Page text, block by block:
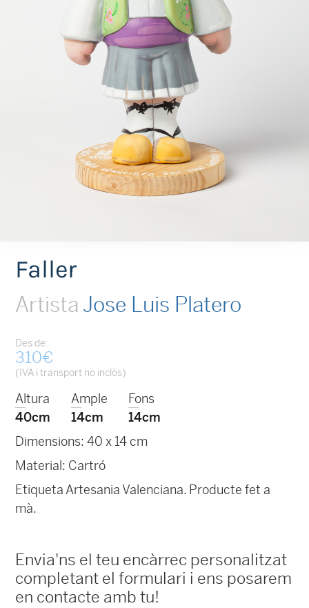
Faller
Artista Jose Luis Platero
Des de:
310€
(IVA i transport no inclòs)
Altura
40cm
Ample
14cm
Fons
14cm
Dimensions: 40 x 14 cm
Material: Cartró
Etiqueta Artesania Valenciana. Producte fet a
mà.
Envia'ns el teu encàrrec personalitzat
completant el formulari i ens posarem
en contacte amb tu!